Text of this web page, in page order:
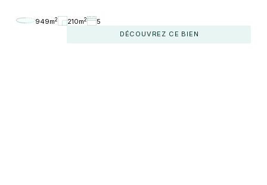
949m2 210m2
5
DÉCOUVREZ CE BIEN